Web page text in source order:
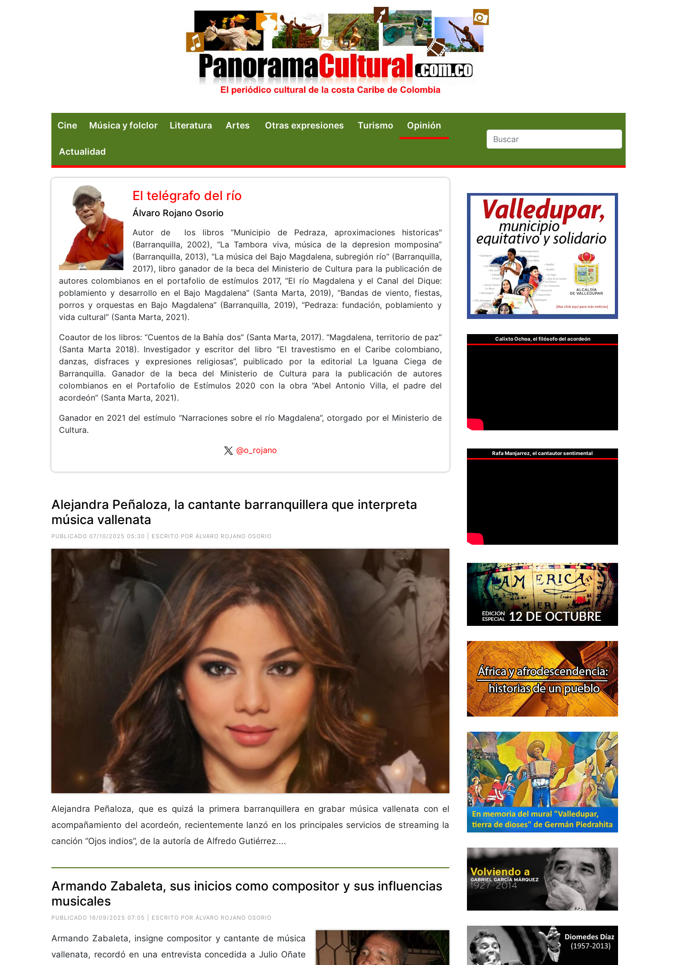
Cine Música y folclor Literatura Artes Otras expresiones Turismo Opinión
Actualidad
El telégrafo del río
Álvaro Rojano Osorio
Autor de los libros “Municipio de Pedraza, aproximaciones historicas"
(Barranquilla, 2002), “La Tambora viva, música de la depresion momposina”
(Barranquilla, 2013), “La música del Bajo Magdalena, subregión río” (Barranquilla,
2017), libro ganador de la beca del Ministerio de Cultura para la publicación de
autores colombianos en el portafolio de estímulos 2017, “El río Magdalena y el Canal del Dique:
poblamiento y desarrollo en el Bajo Magdalena” (Santa Marta, 2019), “Bandas de viento, fiestas,
porros y orquestas en Bajo Magdalena” (Barranquilla, 2019), “Pedraza: fundación, poblamiento y
vida cultural” (Santa Marta, 2021).
Coautor de los libros: “Cuentos de la Bahía dos” (Santa Marta, 2017). “Magdalena, territorio de paz”
(Santa Marta 2018). Investigador y escritor del libro “El travestismo en el Caribe colombiano,
danzas, disfraces y expresiones religiosas”, puiblicado por la editorial La Iguana Ciega de
Barranquilla. Ganador de la beca del Ministerio de Cultura para la publicación de autores
colombianos en el Portafolio de Estímulos 2020 con la obra “Abel Antonio Villa, el padre del
acordeón” (Santa Marta, 2021).
Ganador en 2021 del estímulo “Narraciones sobre el río Magdalena”, otorgado por el Ministerio de
Cultura.
@o_rojano
Alejandra Peñaloza, la cantante barranquillera que interpreta
música vallenata
PUBLICADO 07/10/2025 05:30 | ESCRITO POR ÁLVARO ROJANO OSORIO
Alejandra Peñaloza, que es quizá la primera barranquillera en grabar música vallenata con el
acompañamiento del acordeón, recientemente lanzó en los principales servicios de streaming la
canción “Ojos indios”, de la autoría de Alfredo Gutiérrez....
Armando Zabaleta, sus inicios como compositor y sus influencias
musicales
PUBLICADO 16/09/2025 07:05 | ESCRITO POR ÁLVARO ROJANO OSORIO
Armando Zabaleta, insigne compositor y cantante de música
vallenata, recordó en una entrevista concedida a Julio Oñate
Calixto Ochoa, el filósofo del acordeón
Rafa Manjarrez, el cantautor sentimental